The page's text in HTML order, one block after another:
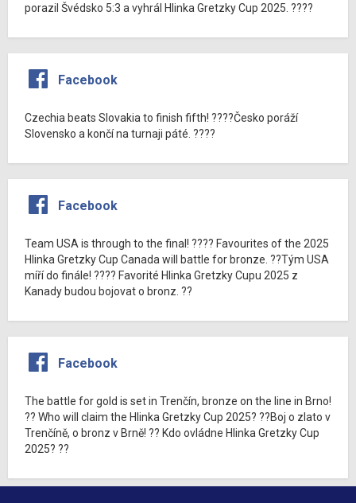
porazil Švédsko 5:3 a vyhrál Hlinka Gretzky Cup 2025. ????
Facebook
Czechia beats Slovakia to finish fifth! ????Česko poráží
Slovensko a končí na turnaji páté. ????
Facebook
Team USA is through to the final! ???? Favourites of the 2025
Hlinka Gretzky Cup Canada will battle for bronze. ??Tým USA
míří do finále! ???? Favorité Hlinka Gretzky Cupu 2025 z
Kanady budou bojovat o bronz. ??
Facebook
The battle for gold is set in Trenčín, bronze on the line in Brno!
?? Who will claim the Hlinka Gretzky Cup 2025? ??Boj o zlato v
Trenčíně, o bronz v Brně! ?? Kdo ovládne Hlinka Gretzky Cup
2025? ??